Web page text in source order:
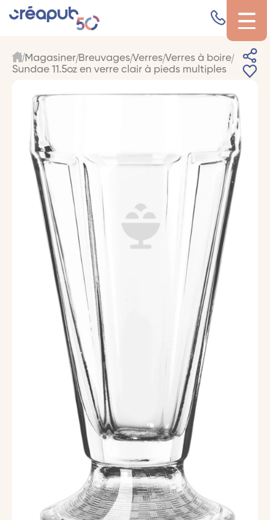
Magasiner Breuvages Verres Verres à boire
Sundae 11.5oz en verre clair à pieds multiples